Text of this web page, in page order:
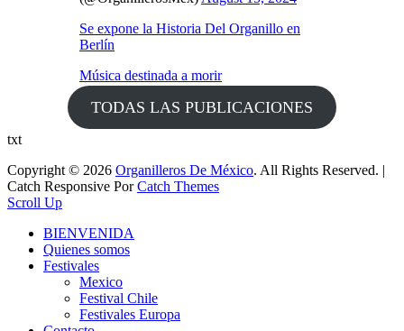
Se expone la Historia Del Organillo en
Berlín
Música destinada a morir
TODAS LAS PUBLICACIONES
txt
Copyright © 2026 Organilleros De México. All Rights Reserved. |
Catch Responsive PorCatch Themes
Scroll Up
BIENVENIDA
Quienes somos
Festivales
Mexico
Festival Chile
Festivales Europa